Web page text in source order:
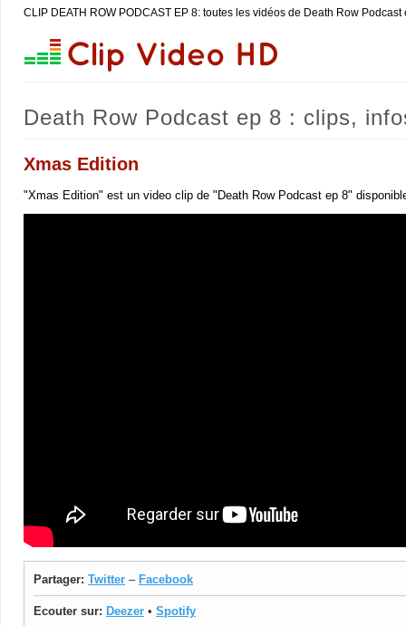
CLIP DEATH ROW PODCAST EP 8: toutes les vidéos de Death Row Podcast
Death Row Podcast ep 8 : clips,
Xmas Edition
"Xmas Edition" est un video clip de "Death Row Podcast ep 8"
Partager: Twitter – Facebook
Ecouter sur: Deezer • Spotify